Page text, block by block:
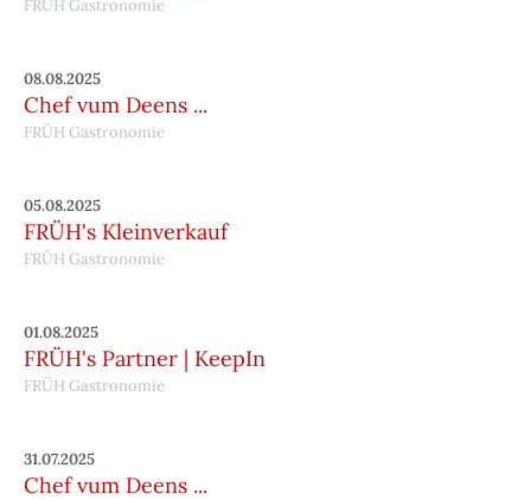
FRÜH Gastronomie
08.08.2025
Chef vum Deens ...
FRÜH Gastronomie
05.08.2025
FRÜH's Kleinverkauf
FRÜH Gastronomie
01.08.2025
FRÜH's Partner | KeepIn
FRÜH Gastronomie
31.07.2025
Chef vum Deens ...